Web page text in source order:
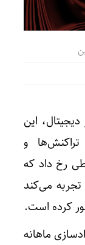
این
و
رخ داد که
تجربه می‌کند
ماهانه